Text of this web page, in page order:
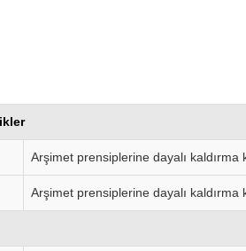
Arşimet prensiplerine dayalı kaldırma
Arşimet prensiplerine dayalı kaldırma